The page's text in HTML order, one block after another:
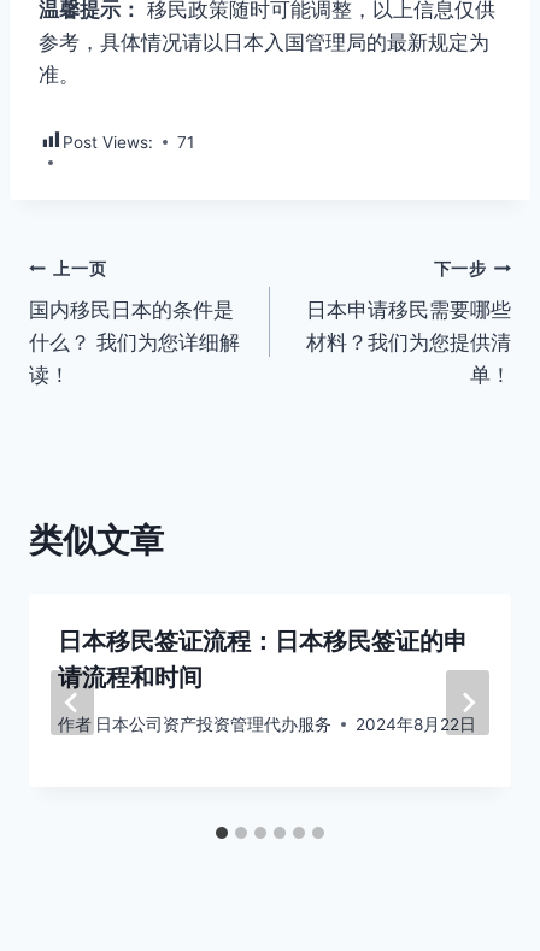
温馨提示： 移民政策随时可能调整，以上信息仅供
参考，具体情况请以日本入国管理局的最新规定为
准。
Post Views: 71
文
章
导
上一页
国内移民日本的条件是
什么？ 我们为您详细解
读！
下一步
日本申请移民需要哪些
材料？我们为您提供清
单！
类似文章
日本移民签证流程：日本移民签证的申
请流程和时间
作者 日本公司资产投资管理代办服务 2024年8月22日